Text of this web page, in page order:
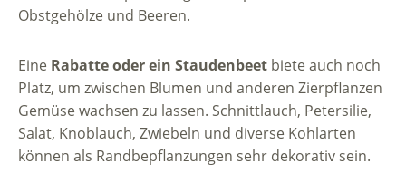
Obstgehölze und Beeren.
Eine Rabatte oder ein Staudenbeet biete auch noch
Platz, um zwischen Blumen und anderen Zierpflanzen
Gemüse wachsen zu lassen. Schnittlauch, Petersilie,
Salat, Knoblauch, Zwiebeln und diverse Kohlarten
können als Randbepflanzungen sehr dekorativ sein.